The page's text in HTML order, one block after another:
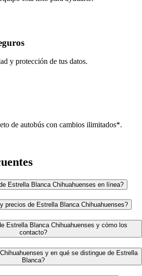
y protección de tus datos.
de autobús con cambios ilimitados*.
Estrella Blanca Chihuahuenses en línea?
precios de Estrella Blanca Chihuahuenses?
Estrella Blanca Chihuahuenses y cómo los
contacto?
y en qué se distingue de Estrella
Blanca?